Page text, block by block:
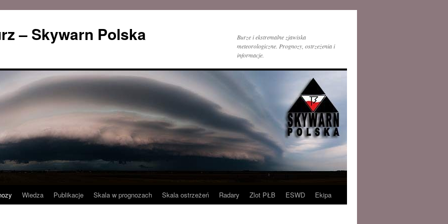
– Skywarn Polska
Burze i ekstremalne zjawiska
meteorologiczne. Prognozy, ostrzeżenia i
informacje.
Wiedza Publikacje Skala w prognozach Skala ostrzeżeń Radary Zlot PŁB ESWD Ekipa